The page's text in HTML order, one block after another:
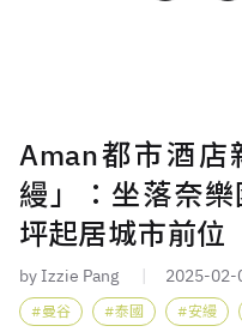
Aman都市酒店
縵」：坐落奈
坪起居城市前位
by Izzie Pang 2025-02-
曼谷 泰國 安縵